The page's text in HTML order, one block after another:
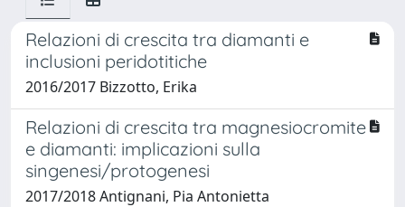
Relazioni di crescita tra diamanti e
inclusioni peridotitiche
2016/2017 Bizzotto, Erika
Relazioni di crescita tra magnesiocromite
e diamanti: implicazioni sulla
singenesi/protogenesi
2017/2018 Antignani, Pia Antonietta